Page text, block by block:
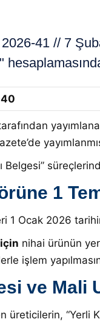
41 // 7
40
Belgesi”
1
1 Ocak 2026
nihai ürünün
işlem
ve Mali
üreticilerin, “Yerli